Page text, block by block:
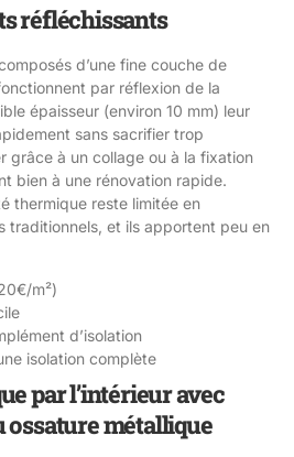
réfléchissants
d’une fine couche de
par réflexion de la
épaisseur (environ 10 mm) leur
sans sacrifier trop
grâce à un collage ou à la fixation
bien à une rénovation rapide.
thermique reste limitée en
traditionnels, et ils apportent peu en
m²)
d’isolation
isolation complète
par l’intérieur avec
ossature métallique